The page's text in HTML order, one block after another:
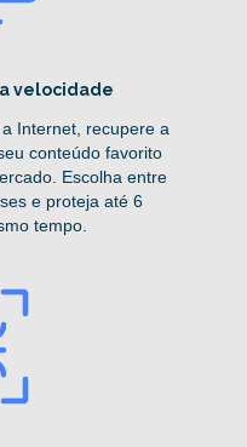
velocidade
Internet, recupere a
conteúdo favorito
Escolha entre
e proteja até 6
tempo.